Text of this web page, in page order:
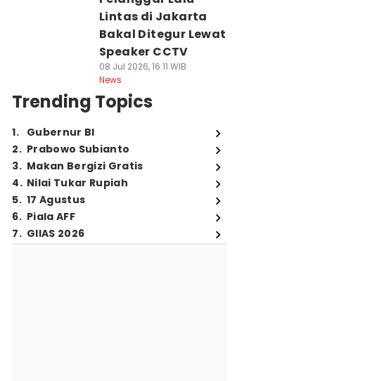
Lintas di Jakarta
Bakal Ditegur Lewat
Speaker CCTV
08 Jul 2026, 16:11 WIB
News
Trending Topics
1. Gubernur BI
2. Prabowo Subianto
3. Makan Bergizi Gratis
4. Nilai Tukar Rupiah
5. 17 Agustus
6. Piala AFF
7. GIIAS 2026